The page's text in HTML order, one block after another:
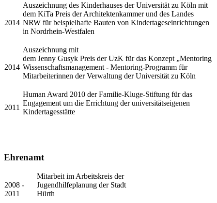
​2014
​Auszeichnung des Kinderhauses der Universität zu Köln mit
dem KiTa Preis der Architektenkammer und des Landes
NRW für beispielhafte Bauten von Kindertageseinrichtungen
in Nordrhein-Westfalen
​​2014
​Auszeichnung mit
dem Jenny Gusyk Preis der UzK für das Konzept „Mentoring
Wissenschaftsmanagement - Mentoring-Programm für
Mitarbeiterinnen der Verwaltung der Universität zu Köln
​​2011
​​Human Award 2010 der Familie-Kluge-Stiftung für das
Engagement um die Errichtung der universitätseigenen
Kindertagesstätte
Ehrenamt​​
​2008 -
2011
Mitarbeit im Arbeitskreis der
Jugendhilfeplanung der Stadt
Hürth